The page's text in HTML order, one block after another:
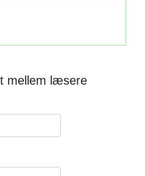
mellem læsere